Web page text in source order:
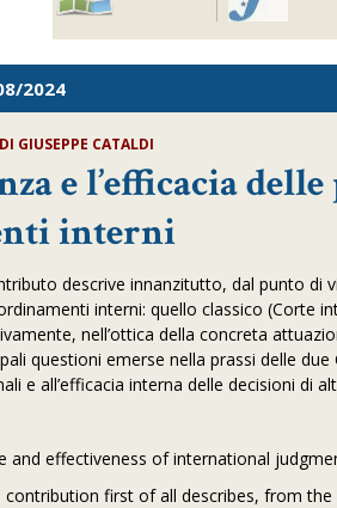
2024
DI GIUSEPPE CATALDI
e l’efficacia
interni
descrive innanzitutto, dal punto di
interni: quello classico (Corte
nell’ottica della concreta
questioni emerse nella prassi delle
e all’efficacia interna delle decisioni di
and effectiveness of international
contribution first of all describes, from